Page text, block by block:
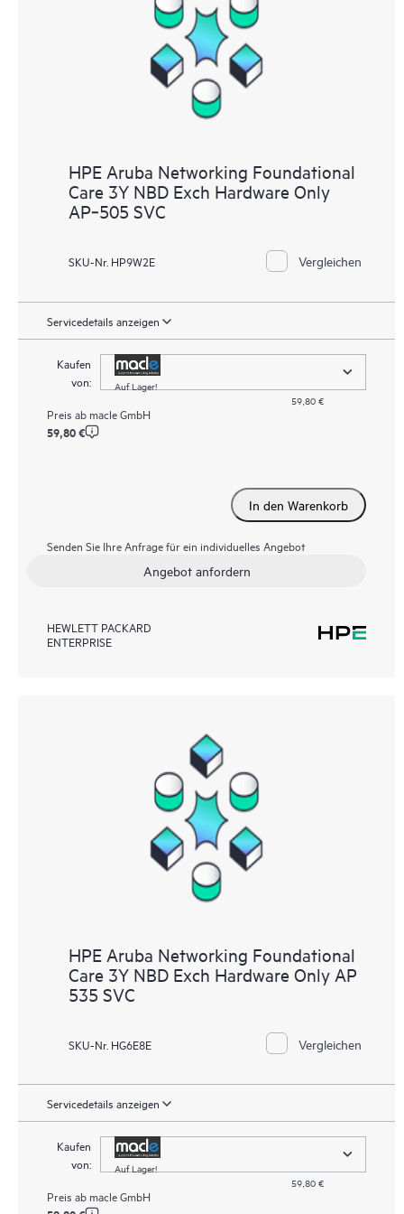
Supportinformationen, sodass jeder Ihrer IT-Mitarbeiter
kommerziell verfügbare, wichtige Informationen lokalisieren
HPE Aruba Networking Foundational
Care 3Y NBD Exch Hardware Only
AP‑505 SVC
SKU-Nr. HP9W2E Vergleichen
Servicedetails anzeigen
Kaufen
von:
Auf Lager!
59,80 €
Preis ab macle GmbH
59,80 €
In den Warenkorb
Senden Sie Ihre Anfrage für ein individuelles Angebot
Angebot anfordern
HEWLETT PACKARD
ENTERPRISE
HPE Aruba Networking Foundational
Care 3Y NBD Exch Hardware Only AP
535 SVC
SKU-Nr. HG6E8E Vergleichen
Servicedetails anzeigen
Kaufen
von:
Auf Lager!
59,80 €
Preis ab macle GmbH